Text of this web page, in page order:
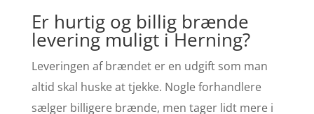
Er hurtig og billig brænde
levering muligt i Herning?
Leveringen af brændet er en udgift som man
altid skal huske at tjekke. Nogle forhandlere
sælger billigere brænde, men tager lidt mere i